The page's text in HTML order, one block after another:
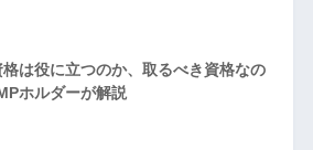
格は役に立つのか、取るべき資格なの
ホルダーが解説